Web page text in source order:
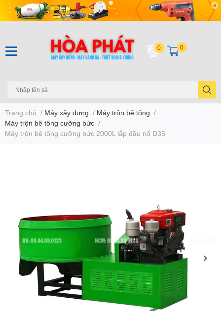
0 0
Trang chủ / Máy xây dựng / Máy trộn bê tông /
Máy trộn bê tông cưỡng bức /
Máy trộn bê tông cưỡng bức 2000L lắp đầu nổ D35